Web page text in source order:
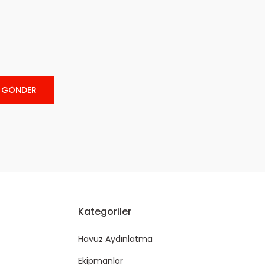
GÖNDER
Kategoriler
Havuz Aydınlatma
Ekipmanlar